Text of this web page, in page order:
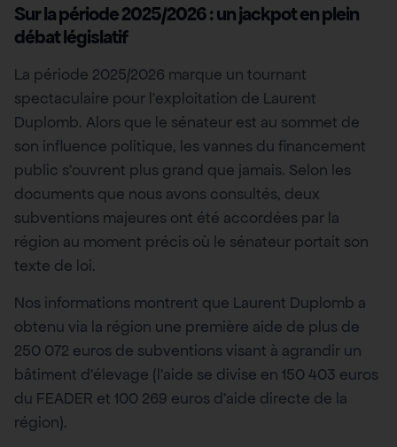
Sur la période 2025/2026 : un jackpot en plein
débat législatif
La période 2025/2026 marque un tournant
spectaculaire pour l’exploitation de Laurent
Duplomb. Alors que le sénateur est au sommet de
son influence politique, les vannes du financement
public s’ouvrent plus grand que jamais. Selon les
documents que nous avons consultés, deux
subventions majeures ont été accordées par la
région au moment précis où le sénateur portait son
texte de loi.
Nos informations montrent que Laurent Duplomb a
obtenu via la région une première aide de plus de
250 072 euros de subventions visant à agrandir un
bâtiment d’élevage (l’aide se divise en 150 403 euros
du FEADER et 100 269 euros d’aide directe de la
région).